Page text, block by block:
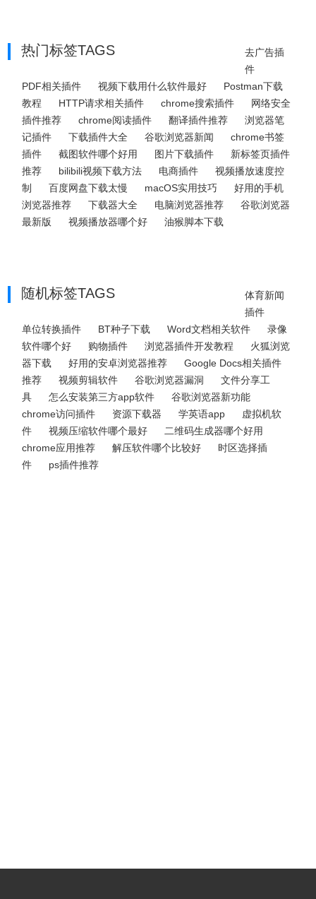
热门标签TAGS
去广告插
件
PDF相关插件
视频下载用什么软件最好
Postman下载
教程
HTTP请求相关插件 chrome搜索插件
网络安全
插件推荐
chrome阅读插件 翻译插件推荐
浏览器笔
记插件
下载插件大全 谷歌浏览器新闻
chrome书签
插件
截图软件哪个好用 图片下载插件
新标签页插件
推荐
bilibili视频下载方法 电商插件
视频播放速度控
制
百度网盘下载太慢 macOS实用技巧
好用的手机
浏览器推荐
下载器大全 电脑浏览器推荐
谷歌浏览器
最新版
视频播放器哪个好 油猴脚本下载
随机标签TAGS
体育新闻
插件
单位转换插件
BT种子下载 Word文档相关软件
录像
软件哪个好
购物插件 浏览器插件开发教程
火狐浏览
器下载
好用的安卓浏览器推荐
Google Docs相关插件
推荐
视频剪辑软件 谷歌浏览器漏洞
文件分享工
具
怎么安装第三方app软件
谷歌浏览器新功能
chrome访问插件
资源下载器 学英语app
虚拟机软
件
视频压缩软件哪个最好
二维码生成器哪个好用
chrome应用推荐
解压软件哪个比较好
时区选择插
件
ps插件推荐